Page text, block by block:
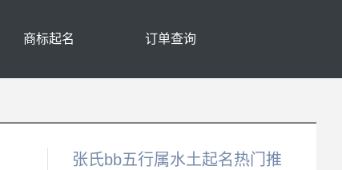
商标起名 订单查询
张氏bb五行属水土起名热门推